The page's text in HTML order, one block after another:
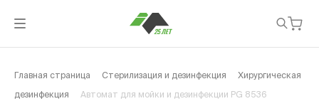
Главная страница Стерилизация и дезинфекция Хирургическая
дезинфекция Автомат для мойки и дезинфекции PG 8536